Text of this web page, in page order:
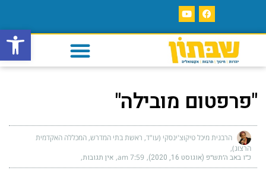
פתח
"פרפטום מובילה"
הרבנית מיכל טיקוצ'ינסקי (עו"ד, ראשת בתי המדרש, המכללה האקדמית
הרצוג)
כ״ו באב ה׳תש״פ (אוגוסט 16, 2020) 7:59 am אין תגובות